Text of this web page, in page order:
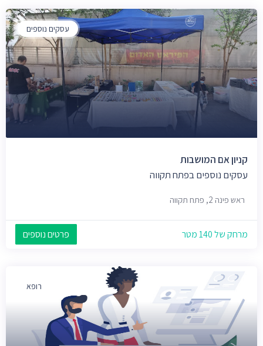
עסקים נוספים
קניון אם המושבות
עסקים נוספים בפתח תקווה
ראש פינה 2, פתח תקווה
מרחק של 140 מטר פרטים נוספים
רופא